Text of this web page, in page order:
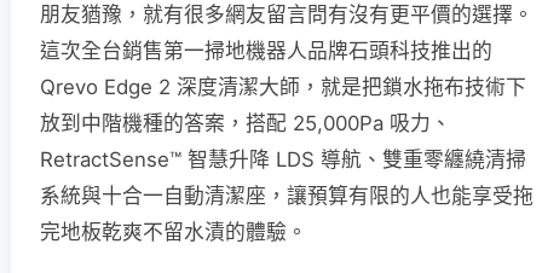
朋友猶豫，就有很多網友留言問有沒有更平價的選擇。
這次全台銷售第一掃地機器人品牌石頭科技推出的
Qrevo Edge 2 深度清潔大師，就是把鎖水拖布技術下
放到中階機種的答案，搭配 25,000Pa 吸力、
RetractSense™ 智慧升降 LDS 導航、雙重零纏繞清掃
系統與十合一自動清潔座，讓預算有限的人也能享受拖
完地板乾爽不留水漬的體驗。